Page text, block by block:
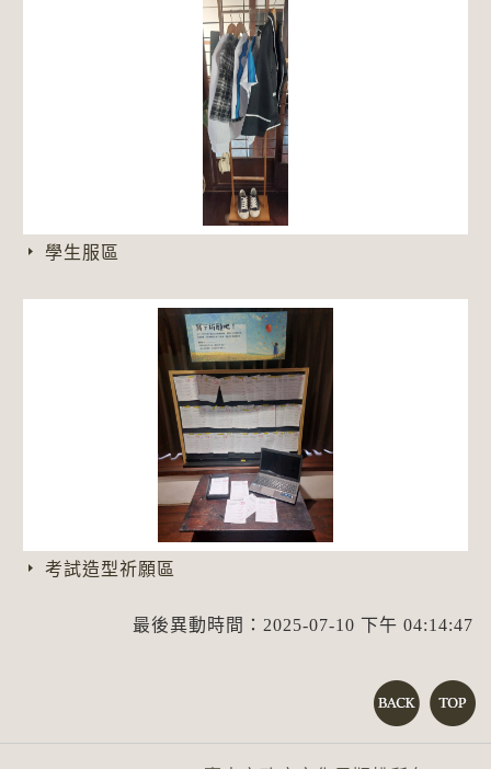
學生服區
考試造型祈願區
最後異動時間：2025-07-10 下午 04:14:47